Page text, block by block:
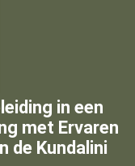
in een
met Ervaren
de Kundalini